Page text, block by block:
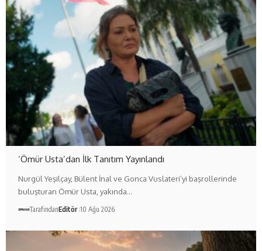
‘Ömür Usta’dan İlk Tanıtım Yayınlandı
Nurgül Yeşilçay, Bülent İnal ve Gonca Vuslateri’yi başrollerinde
buluşturan Ömür Usta, yakında…
TarafındanEditör 10 Ağu 2026